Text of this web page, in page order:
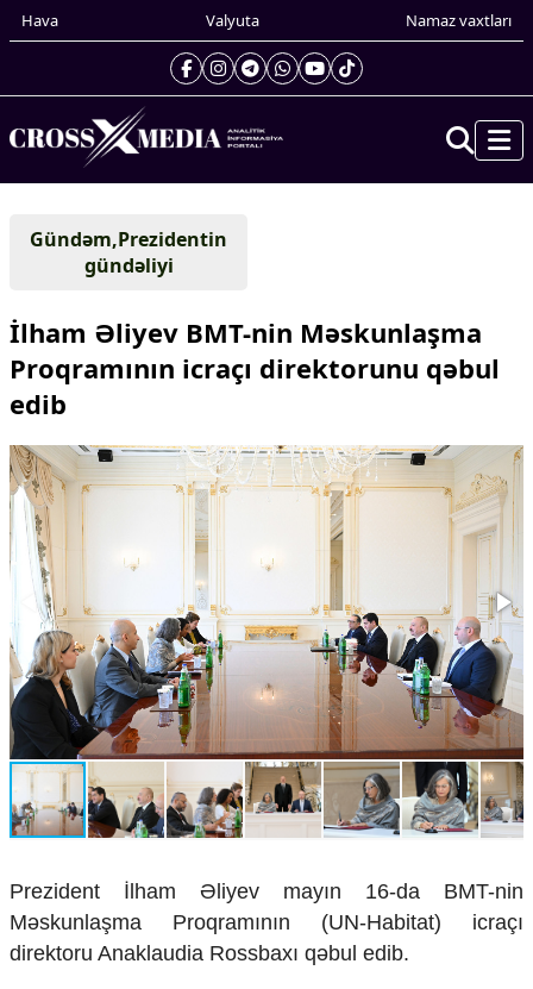
Hava Valyuta Namaz vaxtları
Gündəm
Dünya
Xarici xəbərlər
Cənubi Qafqaz
Türk Dünyası
Yaxın Şərq
Amerika
Asiya
Afrika
Çarpaz baxış
Təhlil
Siyasi
Geosiyasi
İqtisadi
Sosioloji
Araşdırma
Multimedia
Foto
Video
Podcast
Humanitar
Gündəm,Prezidentin
gündəliyi
İlham Əliyev BMT-nin Məskunlaşma
Proqramının icraçı direktorunu qəbul
edib
Prezident İlham Əliyev mayın 16-da BMT-nin
Məskunlaşma Proqramının (UN-Habitat) icraçı
direktoru Anaklaudia Rossbaxı qəbul edib.